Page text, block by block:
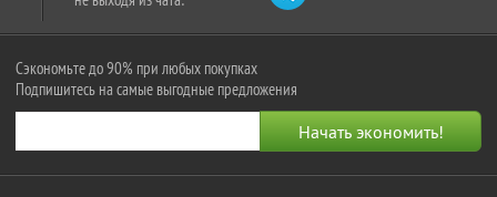
Сэкономьте до 90% при любых покупках
Подпишитесь на самые выгодные предложения